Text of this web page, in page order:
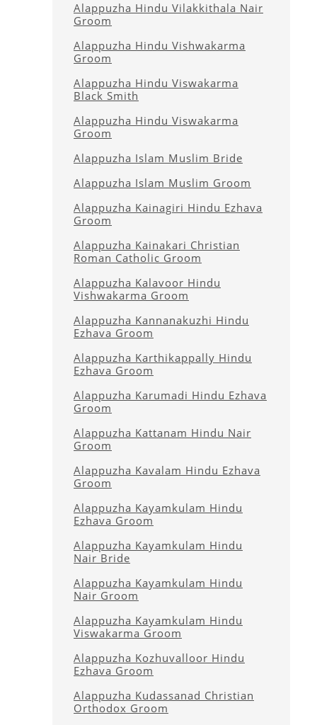
Alappuzha Hindu Vilakkithala Nair
Groom
Alappuzha Hindu Vishwakarma
Groom
Alappuzha Hindu Viswakarma
Black Smith
Alappuzha Hindu Viswakarma
Groom
Alappuzha Islam Muslim Bride
Alappuzha Islam Muslim Groom
Alappuzha Kainagiri Hindu Ezhava
Groom
Alappuzha Kainakari Christian
Roman Catholic Groom
Alappuzha Kalavoor Hindu
Vishwakarma Groom
Alappuzha Kannanakuzhi Hindu
Ezhava Groom
Alappuzha Karthikappally Hindu
Ezhava Groom
Alappuzha Karumadi Hindu Ezhava
Groom
Alappuzha Kattanam Hindu Nair
Groom
Alappuzha Kavalam Hindu Ezhava
Groom
Alappuzha Kayamkulam Hindu
Ezhava Groom
Alappuzha Kayamkulam Hindu
Nair Bride
Alappuzha Kayamkulam Hindu
Nair Groom
Alappuzha Kayamkulam Hindu
Viswakarma Groom
Alappuzha Kozhuvalloor Hindu
Ezhava Groom
Alappuzha Kudassanad Christian
Orthodox Groom